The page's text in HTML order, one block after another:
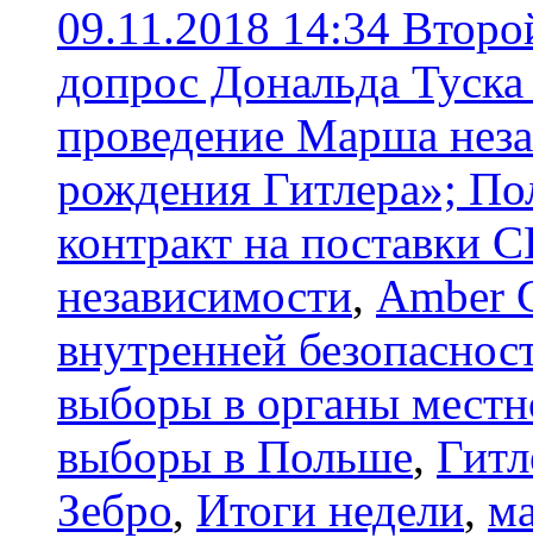
09.11.2018 14:34
допрос Дональда
проведение Марша
рождения Гитлера»;
контракт на поставки
независимости, Amber
внутренней
выборы в органы
выборы в Польше,
Зебро, Итоги недели,